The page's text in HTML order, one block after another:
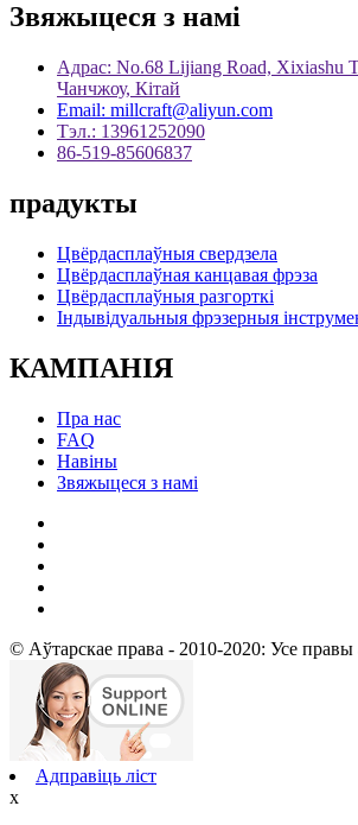
Звяжыцеся з намі
Адрас: No.68 Lijiang Road, Xixiashu
Чанчжоу, Кітай
Email: millcraft@aliyun.com
Тэл.: 13961252090
86-519-85606837
прадукты
Цвёрдасплаўныя свердзела
Цвёрдасплаўная канцавая фрэза
Цвёрдасплаўныя разгорткі
Індывідуальныя фрэзерныя
КАМПАНІЯ
Пра нас
FAQ
Навіны
Звяжыцеся з намі
© Аўтарскае права - 2010-2020: Усе
Адправіць ліст
x